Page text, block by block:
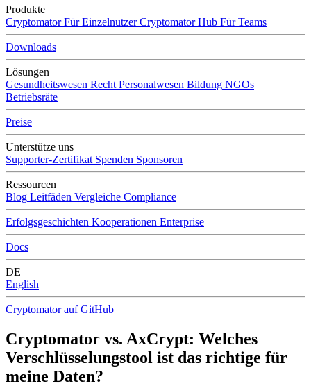
Produkte
Cryptomator Für Einzelnutzer Cryptomator Hub Für Teams
Downloads
Lösungen
Gesundheitswesen Recht Personalwesen Bildung NGOs
Betriebsräte
Preise
Unterstütze uns
Supporter-Zertifikat Spenden Sponsoren
Ressourcen
Blog Leitfäden Vergleiche Compliance
Erfolgsgeschichten Kooperationen Enterprise
Docs
DE
English
Cryptomator auf GitHub
Cryptomator vs. AxCrypt: Welches
Verschlüsselungstool ist das richtige für
meine Daten?